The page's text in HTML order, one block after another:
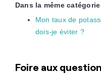
Dans la même
Mon taux de
dois-je éviter ?
Foire aux